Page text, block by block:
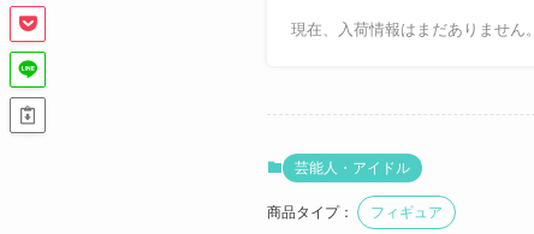
現在、入荷情報はまだありません。
芸能人・アイドル
商品タイプ： フィギュア